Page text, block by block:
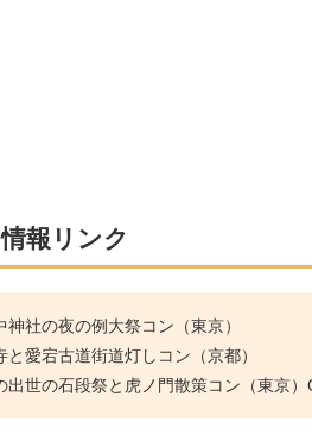
報リンク
社の夜の例大祭コン（東京）
と愛宕古道街道灯しコン（京都）
出世の石段祭と虎ノ門散策コン（東京